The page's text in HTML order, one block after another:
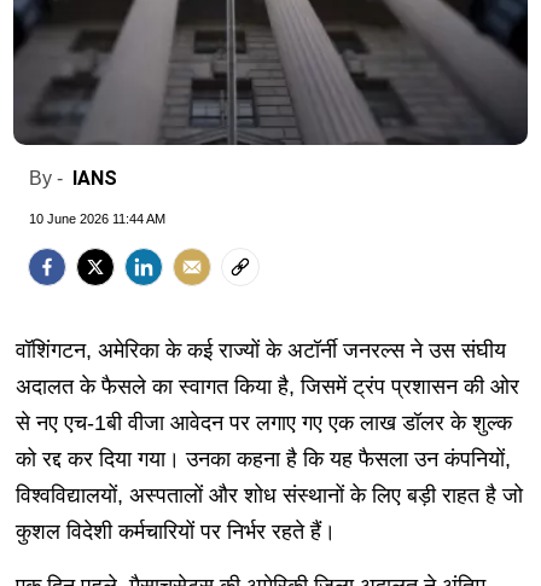
By - IANS
10 June 2026 11:44 AM
वॉशिंगटन, अमेरिका के कई राज्यों के अटॉर्नी जनरल्स ने उस संघीय
अदालत के फैसले का स्वागत किया है, जिसमें ट्रंप प्रशासन की ओर
से नए एच-1बी वीजा आवेदन पर लगाए गए एक लाख डॉलर के शुल्क
को रद्द कर दिया गया। उनका कहना है कि यह फैसला उन कंपनियों,
विश्वविद्यालयों, अस्पतालों और शोध संस्थानों के लिए बड़ी राहत है जो
कुशल विदेशी कर्मचारियों पर निर्भर रहते हैं।